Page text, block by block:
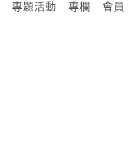
專題活動 專欄 會員